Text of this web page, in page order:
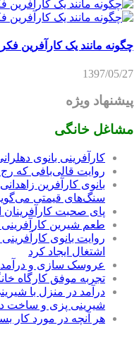
چگونه مانند یک کارآفرین
1397/05/27
پیشنهاد ویژه
مشاغل خانگی
کارآفرینی بانوی
روایت قالی‌بافی که
بانوی کارآفرین
سنگ‌های قیمتی
پای صحبت
طعم شیرین
اشتغال ایجاد کرد
عروسک سازی و درآمد
تجربه موفق کارگاه
درآمد در منزل با
شیرینی پزی و ساخت
هر آنچه در مورد کار